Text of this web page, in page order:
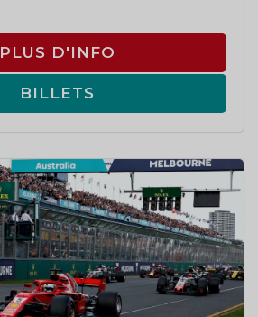
PLUS D'INFO
BILLETS